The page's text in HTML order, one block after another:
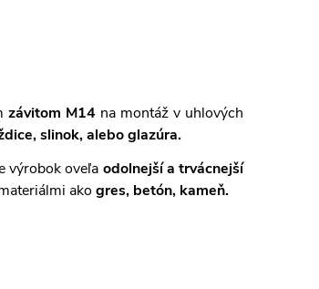
závitom M14 na montáž v uhlových
slinok, alebo glazúra.
výrobok oveľa odolnejší a trvácnejší
ako gres, betón, kameň.